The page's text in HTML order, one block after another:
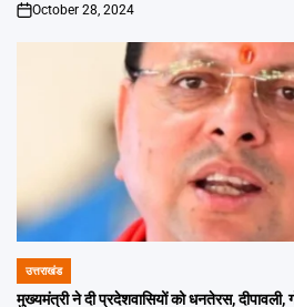
on
October 28, 2024
POSTED
IN
उत्तराखंड
मुख्यमंत्री ने दी प्रदेशवासियों को धनतेरस, दीपावली,